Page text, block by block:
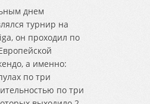
днем
турнир на
он проходил по
а именно:
по три
по три